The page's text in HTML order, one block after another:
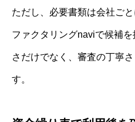
ただし、必要書類は会社ごと
ファクタリングnaviで候補
さだけでなく、審査の丁寧
す。